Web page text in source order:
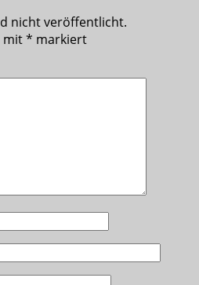
nicht veröffentlicht.
mit* markiert